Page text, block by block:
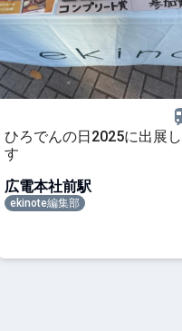
ひろでんの日2025に出展
す
広電本社前駅
ekinote編集部